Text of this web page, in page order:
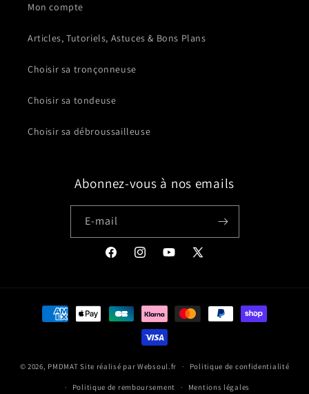
Mon compte
Articles, Tutoriels, Astuces & Bons Plans
Choisir sa tronçonneuse
Choisir sa tondeuse
Choisir sa débroussailleuse
Abonnez-vous à nos emails
E-mail
FacebookInstagramYouTube
X
Moyens
© 2026, PMDMAT Site réalisé parWebsoul.fr Politique de confidentialité
Politique de remboursement Mentions légales